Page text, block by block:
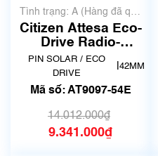
Tình trạng: A (Hàng đã qua
sử dụng nhưng rất đẹp,
không có xước)
Citizen Attesa Eco-
Drive Radio-
Controlled Titanium
AT9097-54E
PIN SOLAR / ECO
DRIVE
42MM
Mã số: AT9097-54E
14.012.000₫
9.341.000₫